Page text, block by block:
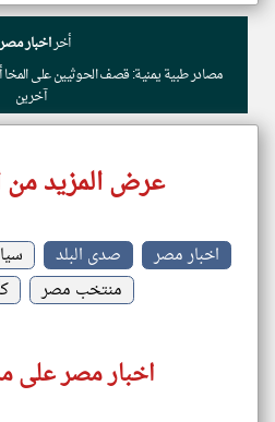
أخراخبار
آخرين
عرض المزيد من
اخبار مصر صدى البلد
منتخب مصر
اخبار مصر على